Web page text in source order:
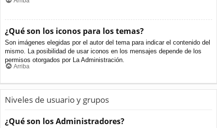
¿Qué son los iconos para los temas?
Son imágenes elegidas por el autor del tema para indicar el contenido del
mismo. La posibilidad de usar iconos en los mensajes depende de los
permisos otorgados por La Administración.
Arriba
Niveles de usuario y grupos
¿Qué son los Administradores?